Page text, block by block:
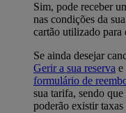
Sim, pode receber
nas condições da
cartão utilizado para
Se ainda desejar
Gerir a sua reserva e
formulário de
sua tarifa, sendo
poderão existir